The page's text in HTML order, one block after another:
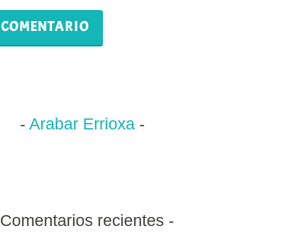
Arabar Errioxa
Comentarios recientes